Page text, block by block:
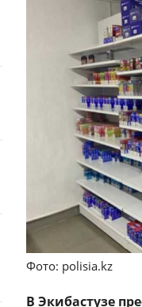
Фото: polisia.kz
В Экибастузе